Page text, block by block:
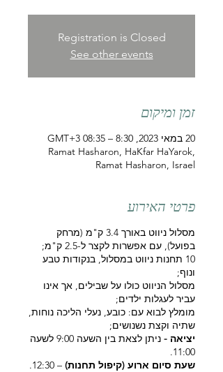
Registration is Closed
See other events
זמן ומיקום
20 במאי 2023, 8:30 – 08:35 GMT‎+3‎
Ramat Hasharon, HaKfar HaYarok,
Ramat Hasharon, Israel
פרטי האירוע
מסלול ניווט באורך 3.4 ק"מ (מרחק
בפועל), עם אפשרות לקצר ל-2.5 ק"מ;
10 תחנות ניווט במסלול, בנקודות טבע
ונוף;
מסלול הניווט כולו על שבילים, אך אינו
עביר לעגלות ילדים;
מומלץ לבוא עם: כובע, נעלי הליכה נוחות,
שתיה וקצת נשנושים;
יציאה -
ניתן לצאת בין השעה 9:00 לשעה
11:00.
שעת סיום ארוע (קיפול תחנות)
– 12:30.